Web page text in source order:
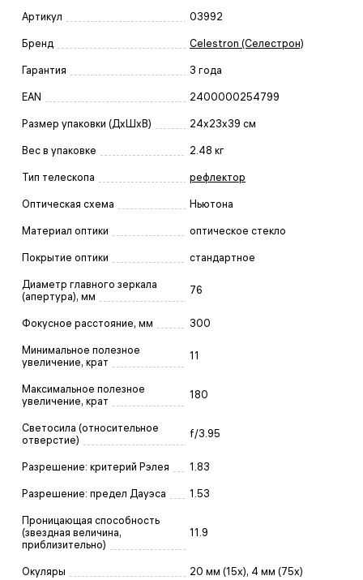
Артикул 03992
Бренд Celestron (Селестрон)
Гарантия 3 года
EAN 2400000254799
Размер упаковки (ДxШxВ) 24x23x39 см
Вес в упаковке 2.48 кг
Тип телескопа рефлектор
Оптическая схема Ньютона
Материал оптики оптическое стекло
Покрытие оптики стандартное
Диаметр главного зеркала
(апертура), мм
76
Фокусное расстояние, мм 300
Минимальное полезное
увеличение, крат
11
Максимальное полезное
увеличение, крат
180
Светосила (относительное
отверстие)
f/3.95
Разрешение: критерий Рэлея 1.83
Разрешение: предел Дауэса 1.53
Проницающая способность
(звездная величина,
приблизительно)
11.9
Окуляры 20 мм (15x), 4 мм (75x)